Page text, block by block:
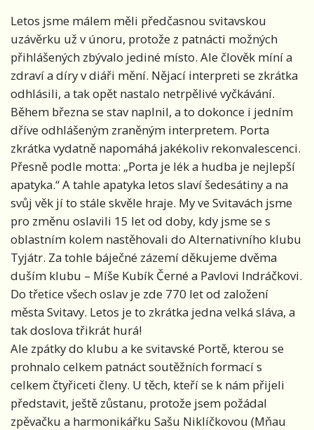
Letos jsme málem měli předčasnou svitavskou
uzávěrku už v únoru, protože z patnácti možných
přihlášených zbývalo jediné místo. Ale člověk míní a
zdraví a díry v diáři mění. Nějací interpreti se zkrátka
odhlásili, a tak opět nastalo netrpělivé vyčkávání.
Během března se stav naplnil, a to dokonce i jedním
dříve odhlášeným zraněným interpretem. Porta
zkrátka vydatně napomáhá jakékoliv rekonvalescenci.
Přesně podle motta: „Porta je lék a hudba je nejlepší
apatyka.“ A tahle apatyka letos slaví šedesátiny a na
svůj věk jí to stále skvěle hraje. My ve Svitavách jsme
pro změnu oslavili 15 let od doby, kdy jsme se s
oblastním kolem nastěhovali do Alternativního klubu
Tyjátr. Za tohle báječné zázemí děkujeme dvěma
duším klubu – Míše Kubík Černé a Pavlovi Indráčkovi.
Do třetice všech oslav je zde 770 let od založení
města Svitavy. Letos je to zkrátka jedna velká sláva, a
tak doslova třikrát hurá!
Ale zpátky do klubu a ke svitavské Portě, kterou se
prohnalo celkem patnáct soutěžních formací s
celkem čtyřiceti členy. U těch, kteří se k nám přijeli
představit, ještě zůstanu, protože jsem požádal
zpěvačku a harmonikářku Sašu Niklíčkovou (Mňau